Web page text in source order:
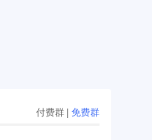
付费群 | 免费群